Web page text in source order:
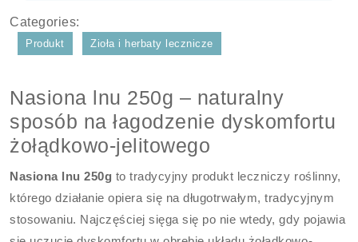
Categories:
Produkt Zioła i herbaty lecznicze
Nasiona lnu 250g – naturalny
sposób na łagodzenie dyskomfortu
żołądkowo-jelitowego
Nasiona lnu 250g to tradycyjny produkt leczniczy roślinny,
którego działanie opiera się na długotrwałym, tradycyjnym
stosowaniu. Najczęściej sięga się po nie wtedy, gdy pojawia